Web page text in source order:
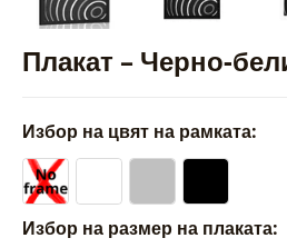
Плакат – Черно-
Избор на цвят на рамката:
Избор на размер на плаката: